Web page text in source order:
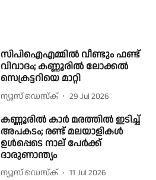
സിപിഐഎമ്മില്‍ വീണ്ടും ഫണ്ട്
വിവാദം; കണ്ണൂരില്‍ ലോക്കല്‍
സെക്രട്ടറിയെ മാറ്റി
ന്യൂസ് ഡെസ്ക് 29 Jul 2026
കണ്ണൂരിൽ കാർ മരത്തിൽ ഇടിച്ച്
അപകടം; രണ്ട് മലയാളികൾ
ഉൾപ്പെടെ നാല് പേർക്ക്
ദാരുണാന്ത്യം
ന്യൂസ് ഡെസ്ക് 11 Jul 2026